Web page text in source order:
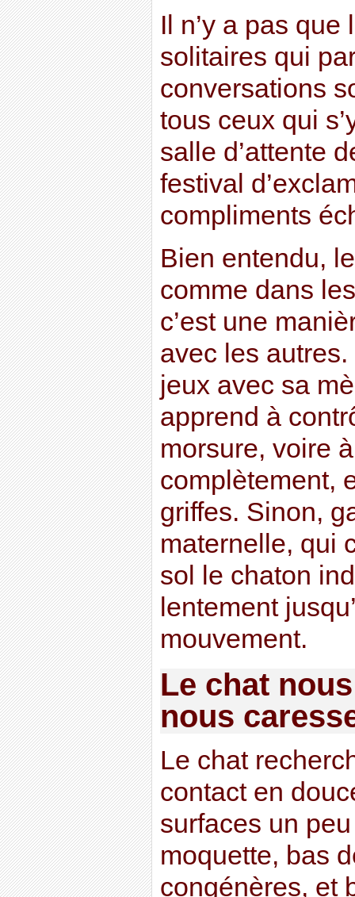
Il n’y a pas
solitaires qui
conversations
tous ceux qui
salle d’attente
festival
compliments
Bien entendu,
comme dans
c’est une
avec les autres.
jeux avec sa
apprend à
morsure, voire
complètement,
griffes. Sinon,
maternelle, qui
sol le chaton
lentement
mouvement.
Le chat
nous
Le chat
contact en
surfaces un
moquette, bas
congénères, et